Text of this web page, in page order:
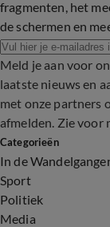
fragmenten, het
de schermen en
Meld je aan voor
laatste nieuws en
met onze partners
afmelden. Zie voor
Categorieën
In de
Sport
Politiek
Media